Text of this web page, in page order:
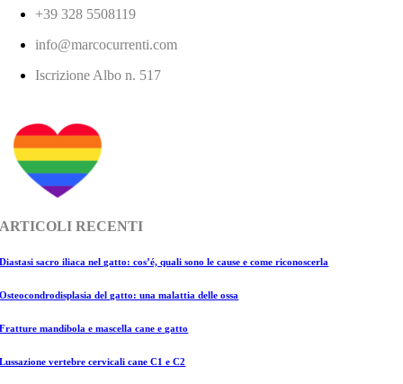
+39 328 5508119
info@marcocurrenti.com
Iscrizione Albo n. 517
ARTICOLI RECENTI
Diastasi sacro iliaca nel gatto: cos’é, quali sono le cause e come riconoscerla
Osteocondrodisplasia del gatto: una malattia delle ossa
Fratture mandibola e mascella cane e gatto
Lussazione vertebre cervicali cane C1 e C2